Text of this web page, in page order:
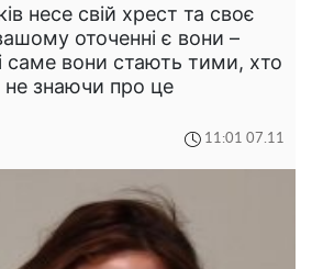
несе свій хрест та своє
оточенні є вони –
саме вони стають тими, хто
не знаючи про це
11:01 07.11